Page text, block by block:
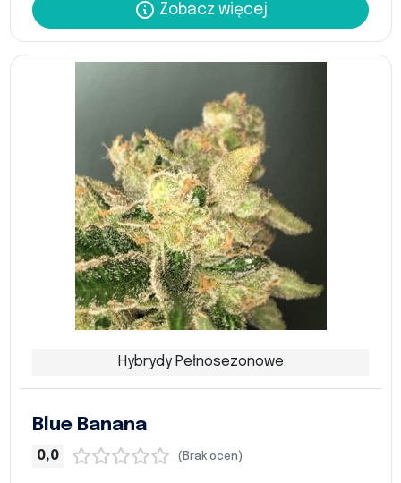
Zobacz więcej
Hybrydy Pełnosezonowe
Blue Banana
0,0 (Brak ocen)